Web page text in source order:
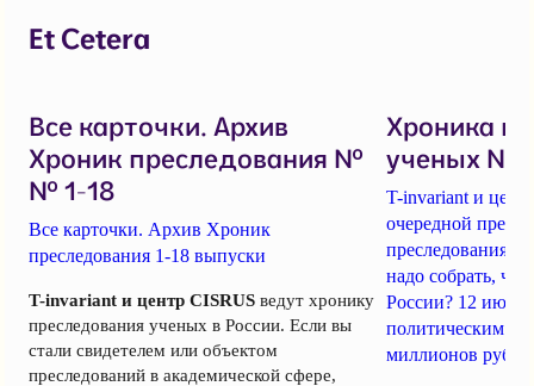
Et Cetera
Все карточки. Архив
Хроник преследования №
№ 1-18
Все карточки. Архив Хроник
преследования 1-18 выпуски
T-invariant и центр CISRUS ведут хронику
преследования ученых в России. Если вы
стали свидетелем или объектом
преследований в академической сфере,
Хроника
ученых №
T-invariant и
очередной
преследования
надо собрать,
России? 12
политическим
миллионов